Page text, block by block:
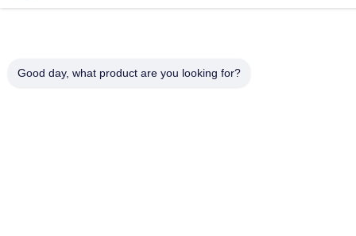
Good day, what product are you looking for?